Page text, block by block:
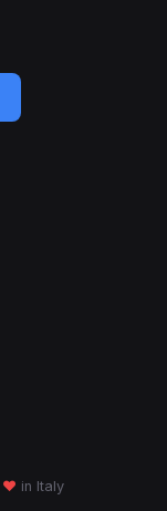
♥ in Italy